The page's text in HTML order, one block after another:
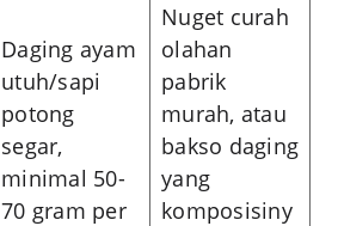
Daging ayam
utuh/sapi
potong
segar,
minimal 50-
70 gram per
Nuget curah
olahan
pabrik
murah, atau
bakso daging
yang
komposisiny